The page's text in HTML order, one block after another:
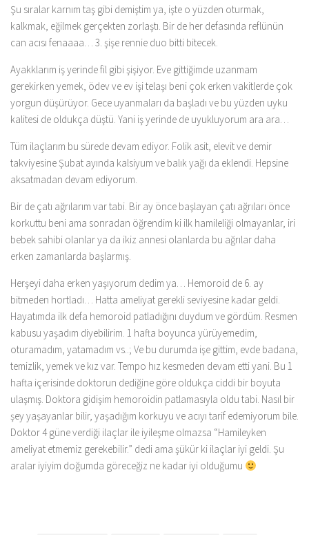
Şu sıralar karnım taş gibi demiştim ya, işte o yüzden oturmak,
kalkmak, eğilmek gerçekten zorlaştı. Bir de her defasında reflünün
can acısı fenaaaa… 3. şişe rennie duo bitti bitecek.
Ayakklarım iş yerinde fil gibi şişiyor. Eve gittiğimde uzanmam
gerekirken yemek, ödev ve ev işi telaşı beni çok erken vakitlerde çok
yorgun düşürüyor. Gece uyanmaları da başladı ve bu yüzden uyku
kalitesi de oldukça düştü. Yani iş yerinde de uyukluyorum ara ara…
Tüm ilaçlarım bu sürede devam ediyor. Folik asit, elevit ve demir
takviyesine Şubat ayında kalsiyum ve balık yağı da eklendi. Hepsine
aksatmadan devam ediyorum.
Bir de çatı ağrılarım var tabi. Bir ay önce başlayan çatı ağrıları önce
korkuttu beni ama sonradan öğrendim ki ilk hamileliği olmayanlar, iri
bebek sahibi olanlar ya da ikiz annesi olanlarda bu ağrılar daha
erken zamanlarda başlarmış.
Herşeyi daha erken yaşıyorum dedim ya… Hemoroid de 6. ay
bitmeden hortladı… Hatta ameliyat gerekli seviyesine kadar geldi.
Hayatımda ilk defa hemoroid patladığını duydum ve gördüm. Resmen
kabusu yaşadım diyebilirim. 1 hafta boyunca yürüyemedim,
oturamadım, yatamadım vs..; Ve bu durumda işe gittim, evde badana,
temizlik, yemek ve kız var. Tempo hız kesmeden devam etti yani. Bu 1
hafta içerisinde doktorun dediğine göre oldukça ciddi bir boyuta
ulaşmış. Doktora gidişim hemoroidin patlamasıyla oldu tabi. Nasıl bir
şey yaşayanlar bilir, yaşadığım korkuyu ve acıyı tarif edemiyorum bile.
Doktor 4 güne verdiği ilaçlar ile iyileşme olmazsa “Hamileyken
ameliyat etmemiz gerekebilir.” dedi ama şükür ki ilaçlar iyi geldi. Şu
aralar iyiyim doğumda göreceğiz ne kadar iyi olduğumu